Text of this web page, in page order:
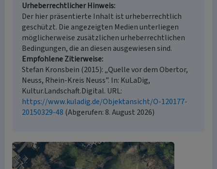
Urheberrechtlicher Hinweis
Der hier präsentierte Inhalt ist urheberrechtlich
geschützt. Die angezeigten Medien unterliegen
möglicherweise zusätzlichen urheberrechtlichen
Bedingungen, die an diesen ausgewiesen sind.
Empfohlene Zitierweise
Stefan Kronsbein (2015): „Quelle vor dem Obertor,
Neuss, Rhein-Kreis Neuss”. In: KuLaDig,
Kultur.Landschaft.Digital. URL:
https://www.kuladig.de/Objektansicht/O-120177-
20150329-48 (Abgerufen: 8. August 2026)